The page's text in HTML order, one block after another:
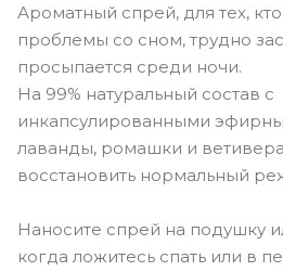
Ароматный спрей, для тех,
проблемы со сном, трудно
просыпается среди ночи.
На 99% натуральный состав с
инкапсулированными
лаванды, ромашки и
восстановить нормальный
Наносите спрей на подушку
когда ложитесь спать или в